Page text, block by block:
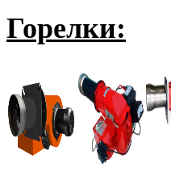
Горелки: